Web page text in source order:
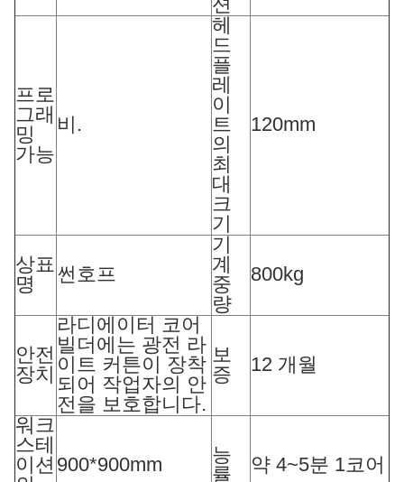
프로
그래
밍
가능
비.
헤
드
플
레
이
트
의
최
대
크
기
120mm
상표
명
썬호프
기
계
중
량
800kg
안전
장치
라디에이터 코어
빌더에는 광전 라
이트 커튼이 장착
되어 작업자의 안
전을 보호합니다.
보
증
12 개월
워크
스테
이션 900*900mm
능
률
약 4~5분 1코어